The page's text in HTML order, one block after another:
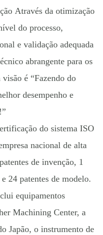
Através da otimização
do processo,
e validação adequada
abrangente para os
é “Fazendo do
desempenho e
do sistema ISO
nacional de alta
de invenção, 1
24 patentes de modelo.
equipamentos
Machining Center, a
Japão, o instrumento de